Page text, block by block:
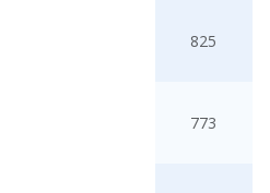
825
773